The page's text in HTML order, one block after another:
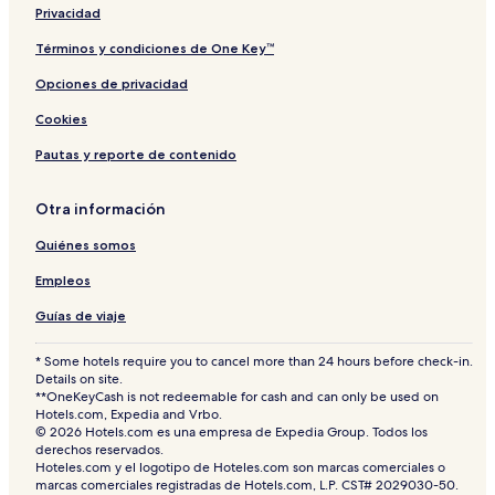
B
W
n
h
a
m
t
O
l
a
h
Privacidad
Términos y condiciones de One Key™
Opciones de privacidad
Cookies
Pautas y reporte de contenido
Otra información
Quiénes somos
Empleos
Guías de viaje
* Some hotels require you to cancel more than 24 hours before check-in.
Details on site.
**OneKeyCash is not redeemable for cash and can only be used on
Hotels.com, Expedia and Vrbo.
© 2026 Hotels.com es una empresa de Expedia Group. Todos los
derechos reservados.
Hoteles.com y el logotipo de Hoteles.com son marcas comerciales o
marcas comerciales registradas de Hotels.com, L.P. CST# 2029030-50.